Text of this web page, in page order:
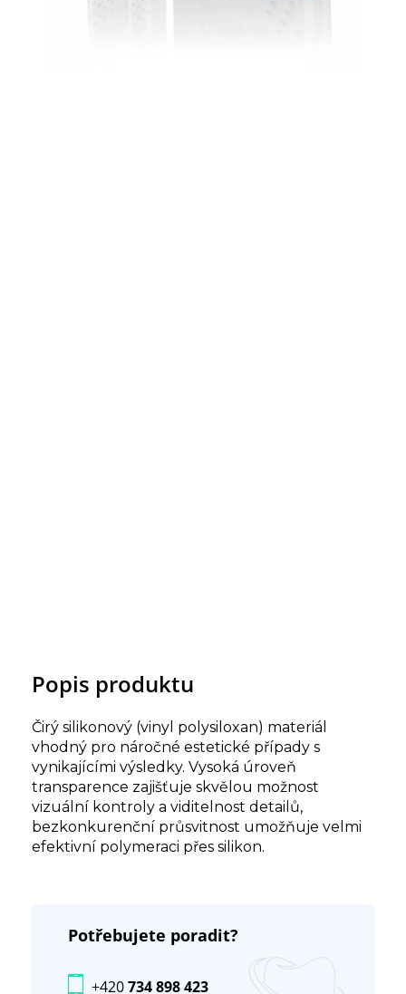
Popis produktu
Čirý silikonový (vinyl polysiloxan) materiál
vhodný pro náročné estetické případy s
vynikajícími výsledky. Vysoká úroveň
transparence zajišťuje skvělou možnost
vizuální kontroly a viditelnost detailů,
bezkonkurenční průsvitnost umožňuje velmi
efektivní polymeraci přes silikon.
Potřebujete poradit?
+420734 898 423